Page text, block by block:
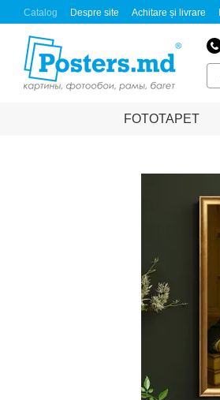
Mergi la conținutul principal
Catalog Despre site Achitare și livrare
FOTOTAPET